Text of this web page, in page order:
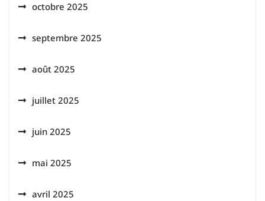
octobre 2025
septembre 2025
août 2025
juillet 2025
juin 2025
mai 2025
avril 2025